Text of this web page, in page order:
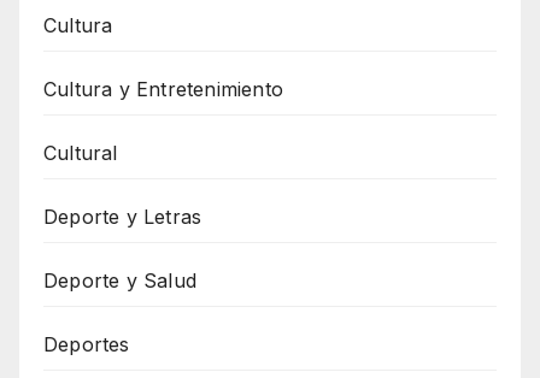
Cultura
Cultura y Entretenimiento
Cultural
Deporte y Letras
Deporte y Salud
Deportes